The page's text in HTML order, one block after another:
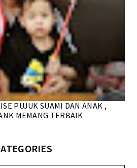
PUJUK SUAMI DAN ANAK ,
MEMANG TERBAIK